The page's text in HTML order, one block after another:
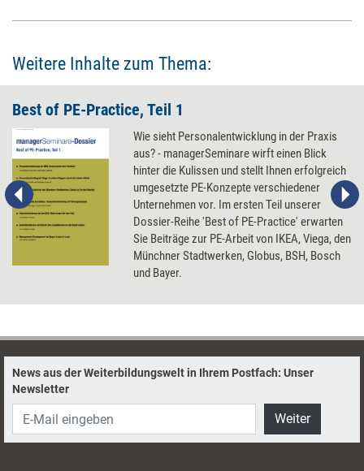
Weitere Inhalte zum Thema:
Best of PE-Practice, Teil 1
Wie sieht Personalentwicklung in der Praxis
aus? - managerSeminare wirft einen Blick
hinter die Kulissen und stellt Ihnen erfolgreich
umgesetzte PE-Konzepte verschiedener
Unternehmen vor. Im ersten Teil unserer
Dossier-Reihe 'Best of PE-Practice' erwarten
Sie Beiträge zur PE-Arbeit von IKEA, Viega, den
Münchner Stadtwerken, Globus, BSH, Bosch
und Bayer.
News aus der Weiterbildungswelt in Ihrem Postfach: Unser
Newsletter
Weiter